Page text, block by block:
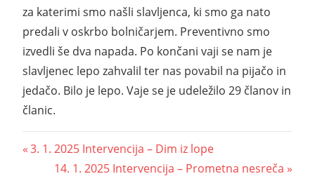
za katerimi smo našli slavljenca, ki smo ga nato
predali v oskrbo bolničarjem. Preventivno smo
izvedli še dva napada. Po končani vaji se nam je
slavljenec lepo zahvalil ter nas povabil na pijačo in
jedačo. Bilo je lepo. Vaje se je udeležilo 29 članov in
članic.
3. 1. 2025 Intervencija – Dim iz lope
14. 1. 2025 Intervencija – Prometna nesreča